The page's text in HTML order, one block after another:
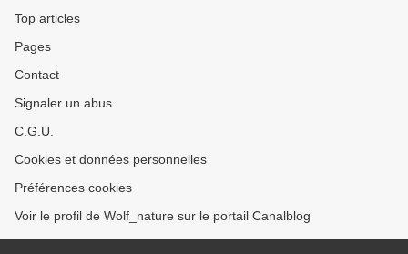
Top articles
Pages
Contact
Signaler un abus
C.G.U.
Cookies et données personnelles
Préférences cookies
Voir le profil de Wolf_nature sur le portail Canalblog